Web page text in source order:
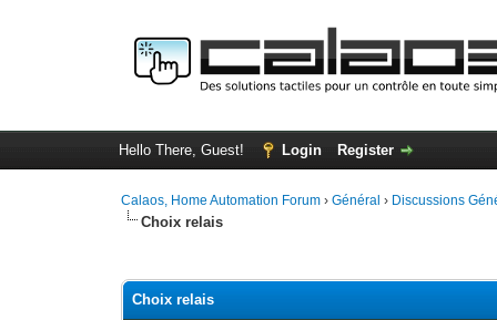
Hello There, Guest! Login Register
Calaos, Home Automation Forum ›Général › Discussions
Choix relais
Choix relais